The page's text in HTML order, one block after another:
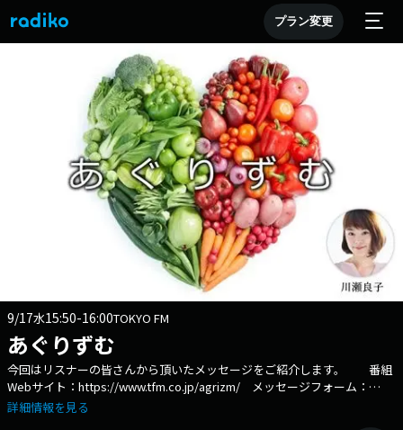
プラン変更
9/17水15:50-16:00TOKYO FM
あぐりずむ
今回はリスナーの皆さんから頂いたメッセージをご紹介します。 番組
Webサイト：https://www.tfm.co.jp/agrizm/ メッセージフォーム：
https://www.tfm.co.jp/f/agrizm/message Xハッシュタグは「#あぐり
詳細情報を見る